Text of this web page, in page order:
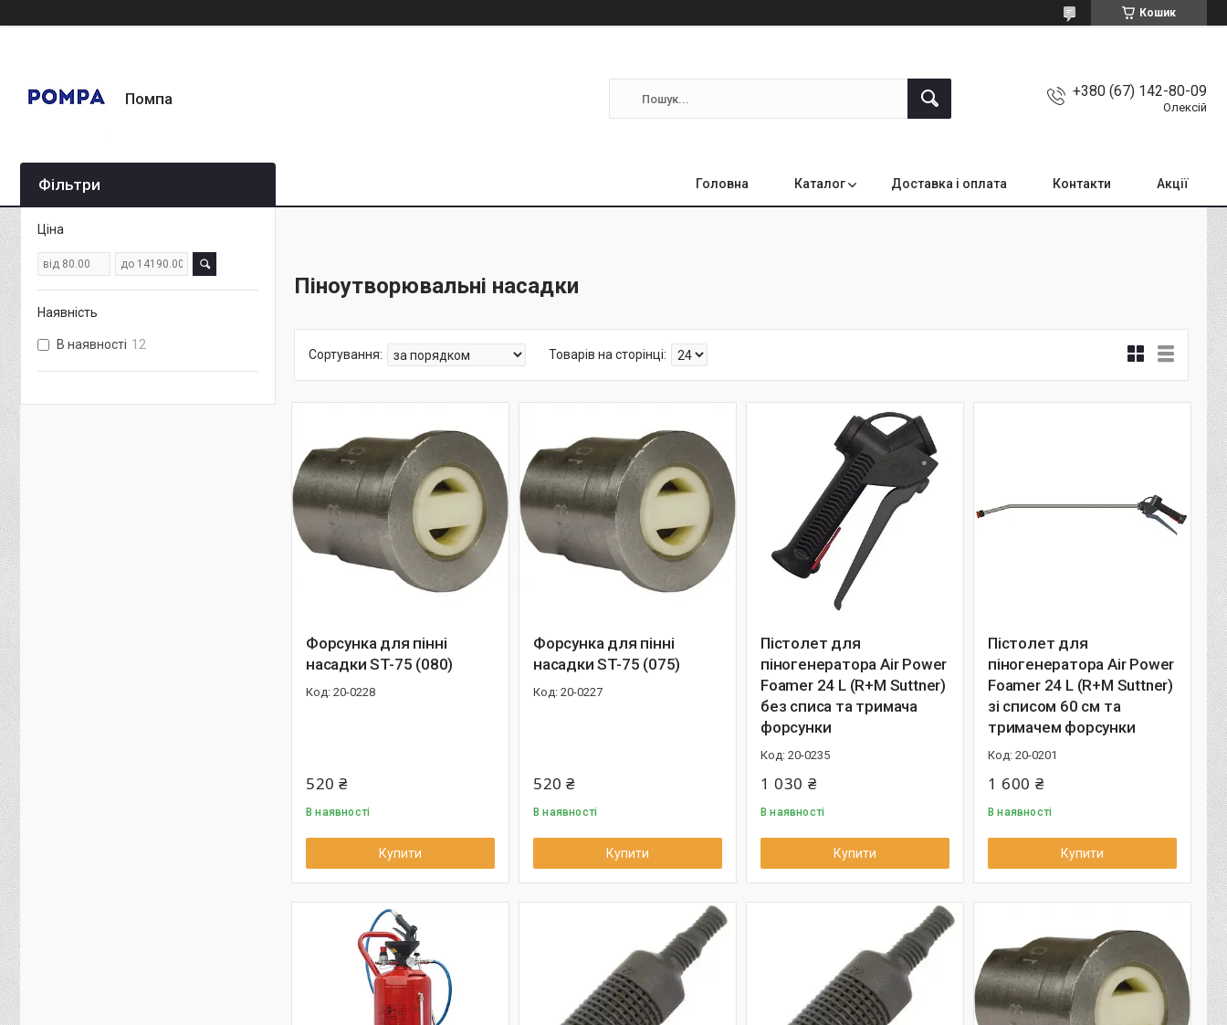
Кошик
Помпа +380 (67) 142-80-09
Олексій
Головна Каталог Доставка і оплата Контакти Акції
Піноутворювальні насадки
Форсунка для пінні
насадки ST-75 (080)
20-0228
520 ₴
В наявності
Купити
Форсунка для пінні
насадки ST-75 (075)
20-0227
520 ₴
В наявності
Купити
Пістолет для
піногенератора Air Power
Foamer 24 L (R+M Suttner)
без списа та тримача
форсунки
20-0235
1 030 ₴
В наявності
Купити
Пістолет для
піногенератора Air Power
Foamer 24 L (R+M Suttner)
зі списом 60 см та
тримачем форсунки
20-0201
1 600 ₴
В наявності
Купити
Фільтри
Ціна
Наявність
В наявності 12